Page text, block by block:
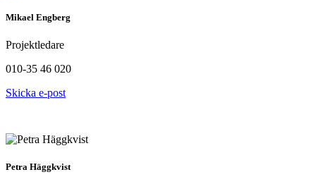
Mikael Engberg
Projektledare
010-35 46 020
Skicka e-post
Petra Häggkvist